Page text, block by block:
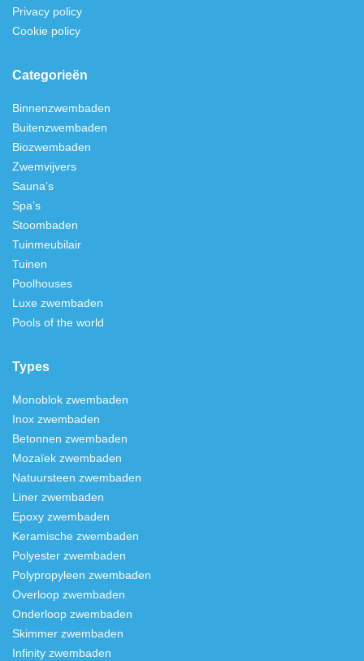
Privacy policy
Cookie policy
Categorieën
Binnenzwembaden
Buitenzwembaden
Biozwembaden
Zwemvijvers
Sauna’s
Spa’s
Stoombaden
Tuinmeubilair
Tuinen
Poolhouses
Luxe zwembaden
Pools of the world
Types
Monoblok zwembaden
Inox zwembaden
Betonnen zwembaden
Mozaïek zwembaden
Natuursteen zwembaden
Liner zwembaden
Epoxy zwembaden
Keramische zwembaden
Polyester zwembaden
Polypropyleen zwembaden
Overloop zwembaden
Onderloop zwembaden
Skimmer zwembaden
Infinity zwembaden